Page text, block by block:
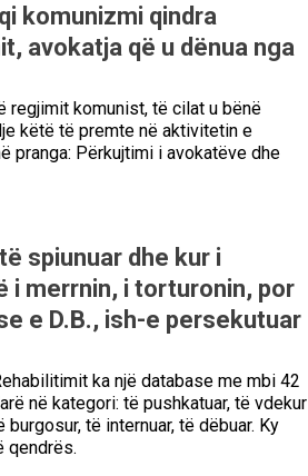
komunizmi qindra
avokatja që u dënua nga
regjimit komunist, të cilat u bënë
këtë të premte në aktivitetin e
pranga: Përkujtimi i avokatëve dhe
spiunuar dhe kur i
i merrnin, i torturonin, por
e D.B., ish-e persekutuar
ka një database me mbi 42
në kategori: të pushkatuar, të vdekur
të internuar, të dëbuar. Ky
qendrës.